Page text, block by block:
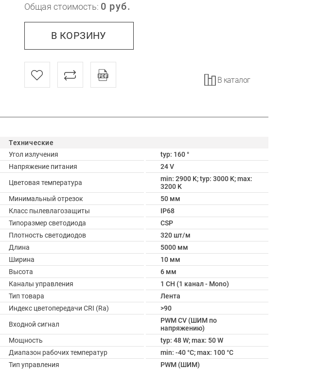
Общая стоимость: 0 руб.
В КОРЗИНУ
В каталог
Технические
Угол излучения
typ: 160 °
Напряжение питания
24 V
Цветовая температура
min: 2900 K; typ: 3000 K; max:
3200 K
Минимальный отрезок
50 мм
Класс пылевлагозащиты
IP68
Типоразмер светодиода
CSP
Плотность светодиодов
320 шт/м
Длина
5000 мм
Ширина
10 мм
Высота
6 мм
Каналы управления
1 CH (1 канал - Mono)
Тип товара
Лента
Индекс цветопередачи CRI (Ra)
>90
Входной сигнал
PWM СV (ШИМ по
напряжению)
Мощность
typ: 48 W; max: 50 W
Диапазон рабочих температур
min: -40 °C; max: 100 °C
Тип управления
PWM (ШИМ)